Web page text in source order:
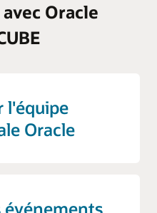
Oracle
l'équipe
Oracle
événements